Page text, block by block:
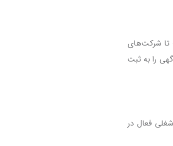
تا شرکت‌های
را به ثبت
طبق آمار به دست آمده بیش از 10 هزار فرصت شغلی فعال در